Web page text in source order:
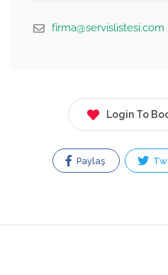
firma@servislistesi.com
Login To
Paylaş